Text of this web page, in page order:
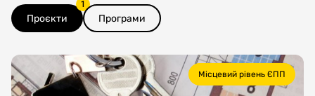
Проєкти
1
Програми
Місцевий рівень ЄПП